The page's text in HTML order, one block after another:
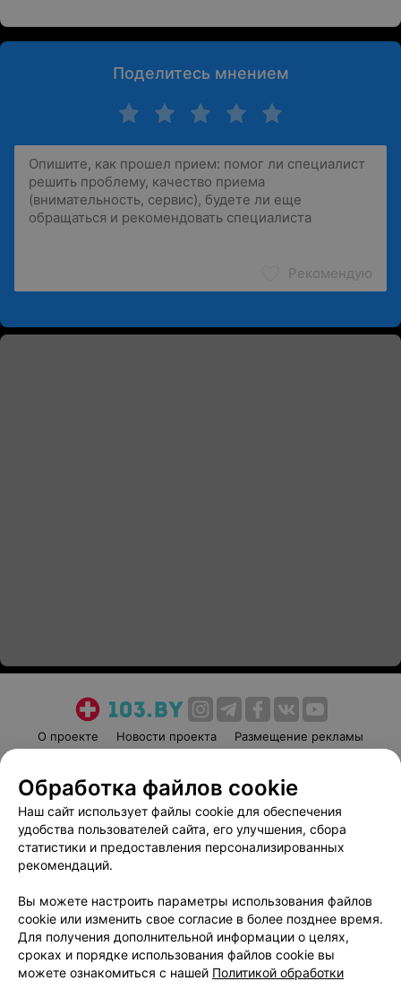
Поделитесь мнением
Рекомендую
О проекте Новости проекта
Размещение рекламы
Пользовательское соглашение
Способы оплаты
Вакансии
Партнеры
Написать руководителю 103.by
Обработка персональных данных
Обработка файлов cookie
Наш сайт использует файлы cookie для обеспечения
удобства пользователей сайта, его улучшения, сбора
статистики и предоставления персонализированных
рекомендаций.
Вы можете настроить параметры использования файлов
cookie или изменить свое согласие в более позднее время.
Для получения дополнительной информации о целях,
сроках и порядке использования файлов cookie вы
можете ознакомиться с нашей Политикой обработки